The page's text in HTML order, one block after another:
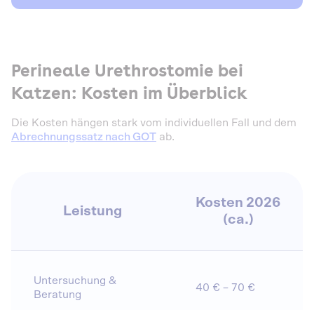
Perineale Urethrostomie bei
Katzen: Kosten im Überblick
Die Kosten hängen stark vom individuellen Fall und dem
Abrechnungssatz nach GOT ab.
Leistung
Kosten 2026
(ca.)
Untersuchung &
Beratung
40 € – 70 €